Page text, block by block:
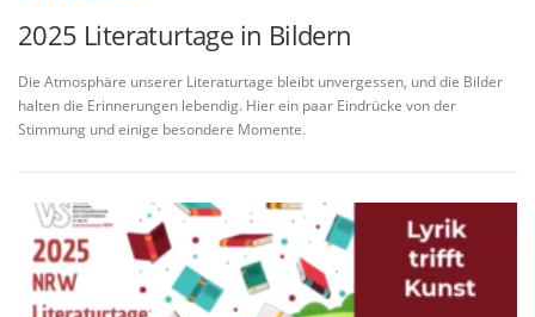
2025 Literaturtage in Bildern
Die Atmosphäre unserer Literaturtage bleibt unvergessen, und die Bilder
halten die Erinnerungen lebendig. Hier ein paar Eindrücke von der
Stimmung und einige besondere Momente.